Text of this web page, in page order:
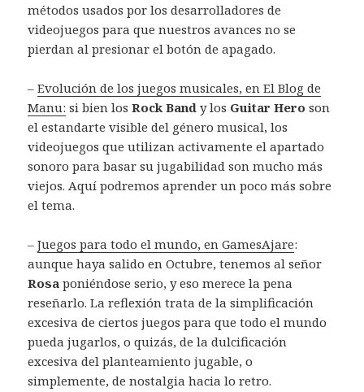
métodos usados por los desarrolladores de
videojuegos para que nuestros avances no se
pierdan al presionar el botón de apagado.
–Evolución de los juegos musicales, en El Blog de
Manu: si bien losRock Band y los Guitar Hero son
el estandarte visible del género musical, los
videojuegos que utilizan activamente el apartado
sonoro para basar su jugabilidad son mucho más
viejos. Aquí podremos aprender un poco más sobre
el tema.
–Juegos para todo el mundo, en GamesAjare:
aunque haya salido en Octubre, tenemos al señor
Rosa poniéndose serio, y eso merece la pena
reseñarlo. La reflexión trata de la simplificación
excesiva de ciertos juegos para que todo el mundo
pueda jugarlos, o quizás, de la dulcificación
excesiva del planteamiento jugable, o
simplemente, de nostalgia hacia lo retro.